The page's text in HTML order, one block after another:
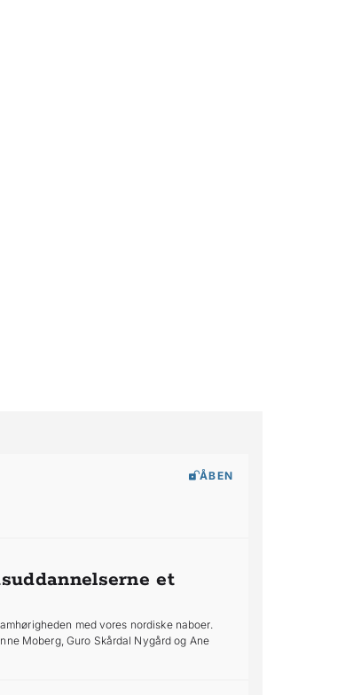
ÅBEN
et
med vores nordiske naboer.
Moberg, Guro Skårdal Nygård og Ane